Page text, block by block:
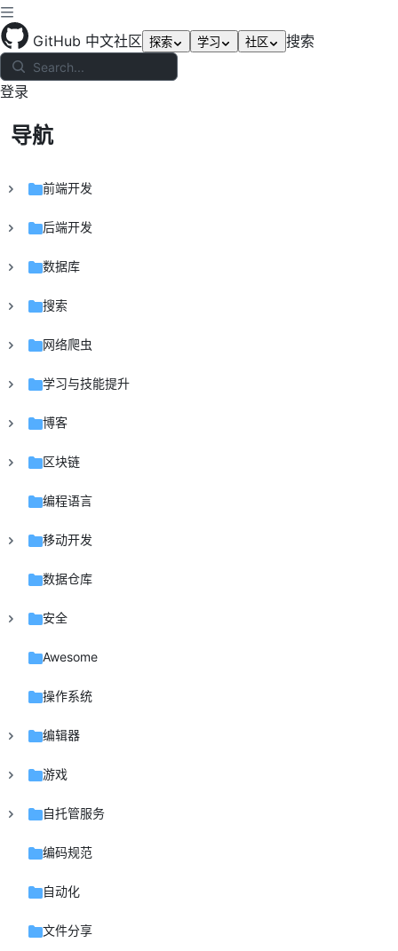
GitHub 中文社区 探索 学习 社区 搜索
登录
导航
前端开发
后端开发
数据库
搜索
网络爬虫
学习与技能提升
博客
区块链
编程语言
移动开发
数据仓库
安全
Awesome
操作系统
编辑器
游戏
自托管服务
编码规范
自动化
文件分享